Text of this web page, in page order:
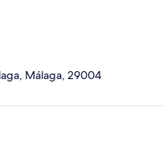
Málaga, 29004